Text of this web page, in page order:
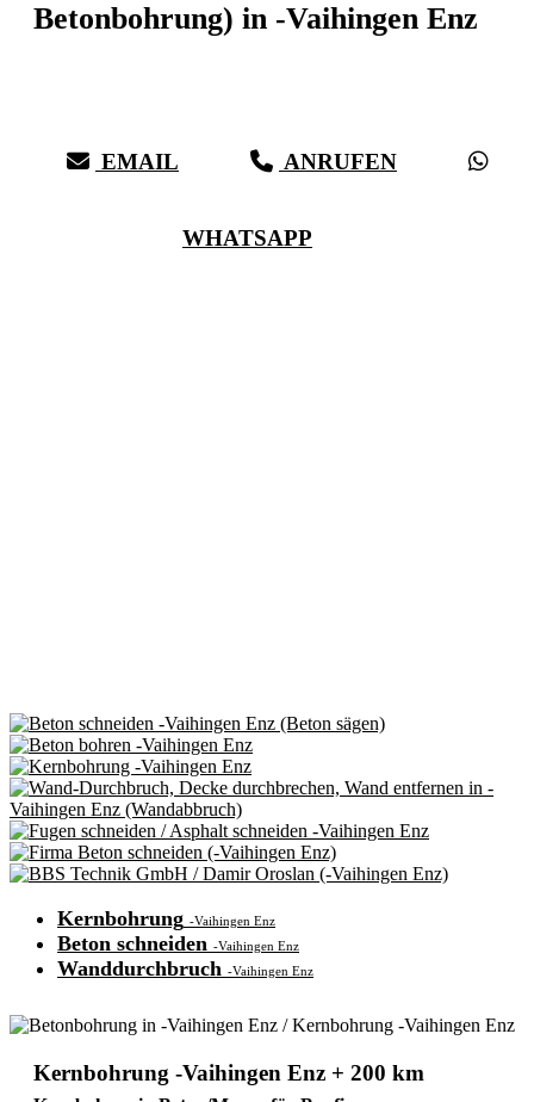
Betonbohrung) in -Vaihingen Enz
EMAIL ANRUFEN
WHATSAPP
Kernbohrung -Vaihingen Enz
Beton schneiden -Vaihingen Enz
Wanddurchbruch -Vaihingen Enz
Kernbohrung -Vaihingen Enz + 200 km